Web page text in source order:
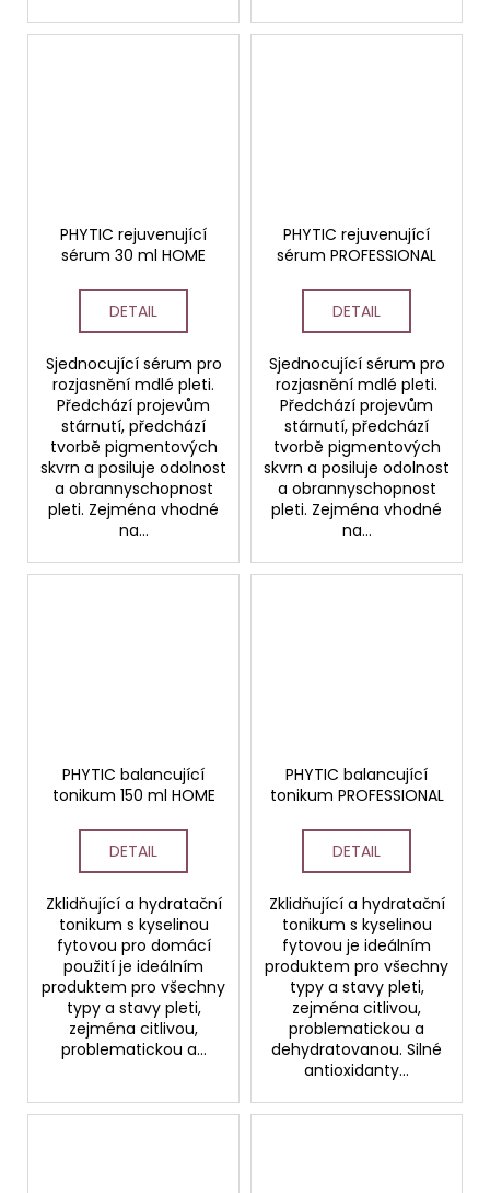
PHYTIC rejuvenující
sérum 30 ml HOME
DETAIL
Sjednocující sérum pro
rozjasnění mdlé pleti.
Předchází projevům
stárnutí, předchází
tvorbě pigmentových
skvrn a posiluje odolnost
a obrannyschopnost
pleti. Zejména vhodné
na...
PHYTIC rejuvenující
sérum PROFESSIONAL
DETAIL
Sjednocující sérum pro
rozjasnění mdlé pleti.
Předchází projevům
stárnutí, předchází
tvorbě pigmentových
skvrn a posiluje odolnost
a obrannyschopnost
pleti. Zejména vhodné
na...
PHYTIC balancující
tonikum 150 ml HOME
DETAIL
Zklidňující a hydratační
tonikum s kyselinou
fytovou pro domácí
použití je ideálním
produktem pro všechny
typy a stavy pleti,
zejména citlivou,
problematickou a...
PHYTIC balancující
tonikum PROFESSIONAL
DETAIL
Zklidňující a hydratační
tonikum s kyselinou
fytovou je ideálním
produktem pro všechny
typy a stavy pleti,
zejména citlivou,
problematickou a
dehydratovanou. Silné
antioxidanty...